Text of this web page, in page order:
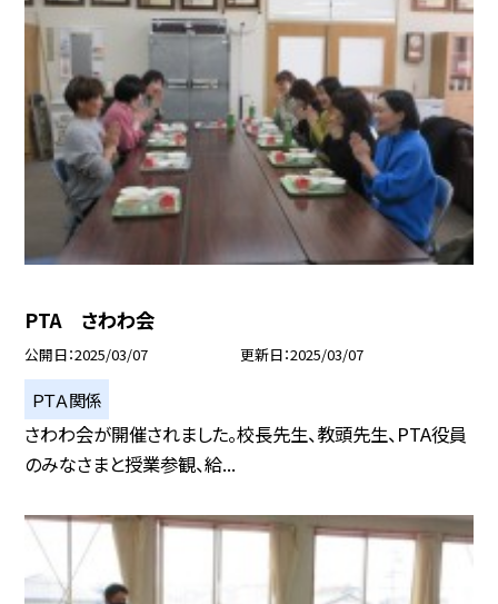
PTA さわわ会
公開日 2025/03/07 更新日 2025/03/07
ＰＴＡ関係
さわわ会が開催されました。校長先生、教頭先生、PTA役員
のみなさまと授業参観、給...